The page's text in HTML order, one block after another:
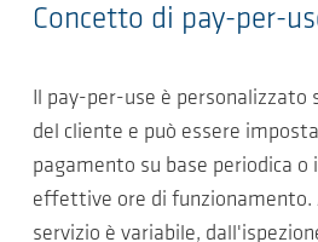
Concetto di pay-per-
Il pay-per-use è personalizzato
del cliente e può essere
pagamento su base periodica o
effettive ore di funzionamento.
servizio è variabile,